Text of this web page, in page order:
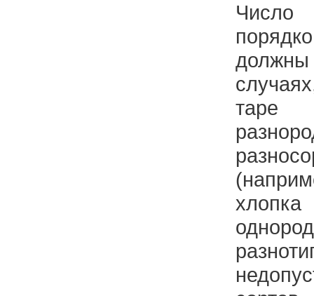
Число
должны
таре